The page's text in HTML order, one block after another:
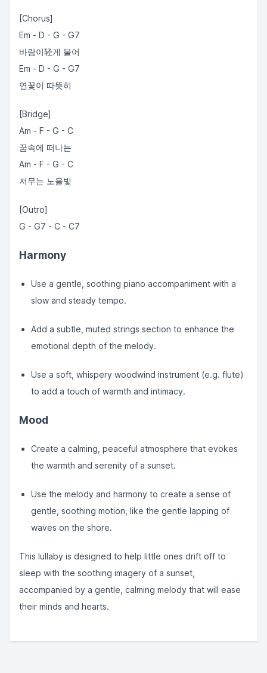
[Chorus]
Em - D - G - G7
바람이轻게 불어
Em - D - G - G7
연꽃이 따뜻히
[Bridge]
Am - F - G - C
꿈속에 떠나는
Am - F - G - C
저무는 노을빛
[Outro]
G - G7 - C - C7
Harmony
Use a gentle, soothing piano accompaniment with a
slow and steady tempo.
Add a subtle, muted strings section to enhance the
emotional depth of the melody.
Use a soft, whispery woodwind instrument (e.g. flute)
to add a touch of warmth and intimacy.
Mood
Create a calming, peaceful atmosphere that evokes
the warmth and serenity of a sunset.
Use the melody and harmony to create a sense of
gentle, soothing motion, like the gentle lapping of
waves on the shore.
This lullaby is designed to help little ones drift off to
sleep with the soothing imagery of a sunset,
accompanied by a gentle, calming melody that will ease
their minds and hearts.